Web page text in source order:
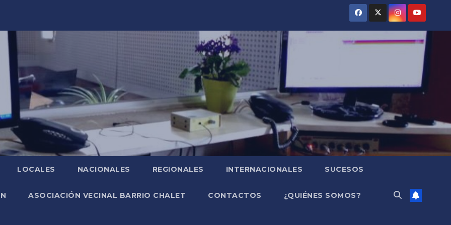
LOCALES NACIONALES REGIONALES INTERNACIONALES SUCESOS
ASOCIACIÓN VECINAL BARRIO CHALET CONTACTOS ¿QUIÉNES SOMOS?